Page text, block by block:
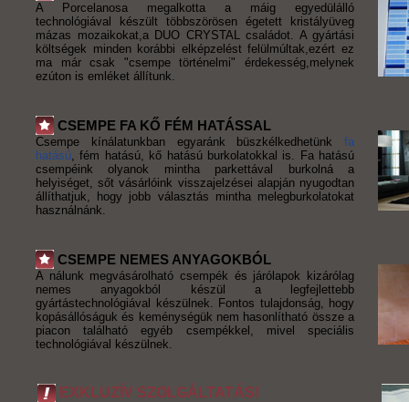
A Porcelanosa megalkotta a máig egyedülálló
technológiával készült többszörösen égetett kristályüveg
mázas mozaikokat,a DUO CRYSTAL családot. A gyártási
költségek minden korábbi elképzelést felülmúltak,ezért ez
ma már csak "csempe történelmi" érdekesség,melynek
ezúton is emléket állítunk.
CSEMPE FA KŐ FÉM HATÁSSAL
Csempe kínálatunkban egyaránk büszkélkedhetünk fa
hatású, fém hatású, kő hatású burkolatokkal is. Fa hatású
csempéink olyanok mintha parkettával burkolná a
helyiséget, sőt vásárlóink visszajelzései alapján nyugodtan
állíthatjuk, hogy jobb választás mintha melegburkolatokat
használnánk.
CSEMPE NEMES ANYAGOKBÓL
A nálunk megvásárolható csempék és járólapok kizárólag
nemes anyagokból készül a legfejlettebb
gyártástechnológiával készülnek. Fontos tulajdonság, hogy
kopásállóságuk és keménységük nem hasonlítható össze a
piacon található egyéb csempékkel, mivel speciális
technológiával készülnek.
EXKLUZÍV SZOLGÁLTATÁS!